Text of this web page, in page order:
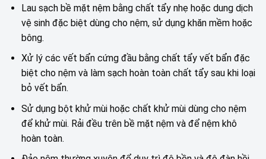
Lau sạch bề mặt nệm bằng chất tẩy nhẹ hoặc dung dịch
vệ sinh đặc biệt dùng cho nệm, sử dụng khăn mềm hoặc
bông.
Xử lý các vết bẩn cứng đầu bằng chất tẩy vết bẩn đặc
biệt cho nệm và làm sạch hoàn toàn chất tẩy sau khi loại
bỏ vết bẩn.
Sử dụng bột khử mùi hoặc chất khử mùi dùng cho nệm
để khử mùi. Rải đều trên bề mặt nệm và để nệm khô
hoàn toàn.